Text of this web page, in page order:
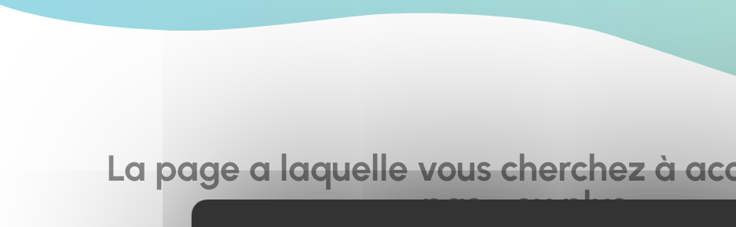
La page a laquelle vous cherchez à
pas... ou plus.